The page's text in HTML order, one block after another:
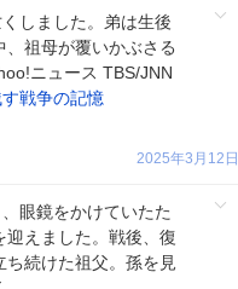
しました。弟は生後
祖母が覆いかぶさる
ニュース TBS/JNN
戦争の記憶
2025年3月12日
眼鏡をかけていたた
えました。戦後、復
続けた祖父。孫を見